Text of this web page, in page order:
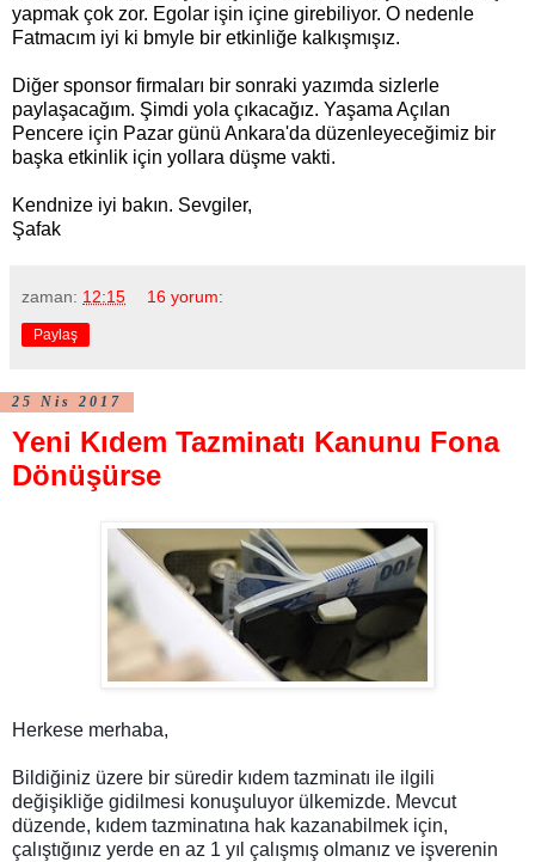
yapmak çok zor. Egolar işin içine girebiliyor. O nedenle
Fatmacım iyi ki bmyle bir etkinliğe kalkışmışız.
Diğer sponsor firmaları bir sonraki yazımda sizlerle
paylaşacağım. Şimdi yola çıkacağız. Yaşama Açılan
Pencere için Pazar günü Ankara'da düzenleyeceğimiz bir
başka etkinlik için yollara düşme vakti.
Kendnize iyi bakın. Sevgiler,
Şafak
zaman: 12:15 16 yorum:
Paylaş
25 Nis 2017
Yeni Kıdem Tazminatı Kanunu Fona
Dönüşürse
Herkese merhaba,
Bildiğiniz üzere bir süredir kıdem tazminatı ile ilgili
değişikliğe gidilmesi konuşuluyor ülkemizde. Mevcut
düzende, kıdem tazminatına hak kazanabilmek için,
çalıştığınız yerde en az 1 yıl çalışmış olmanız ve işverenin